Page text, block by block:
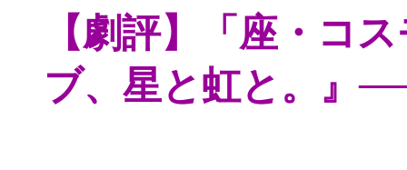
【劇評】「座・コ
ブ、星と虹と。』